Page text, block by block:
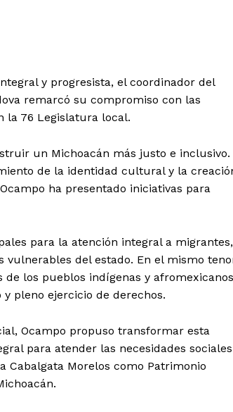
y progresista, el coordinador del
remarcó su compromiso con las
la 76 Legislatura local.
un Michoacán más justo e inclusivo.
de la identidad cultural y la
ha presentado iniciativas para
para la atención integral a migrantes,
del estado. En el mismo
los pueblos indígenas y
pleno ejercicio de derechos.
Ocampo propuso transformar esta
para atender las necesidades
Cabalgata Morelos como Patrimonio